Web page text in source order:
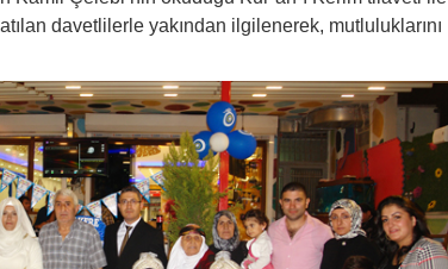
davetlilerle yakından ilgilenerek, mutluluklarını